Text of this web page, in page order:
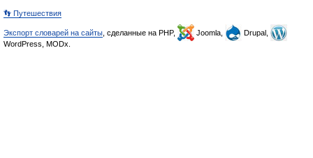
👣 Путешествия
Экспорт словарей на сайты , сделанные на PHP, Joomla,
Drupal,
WordPress, MODx.